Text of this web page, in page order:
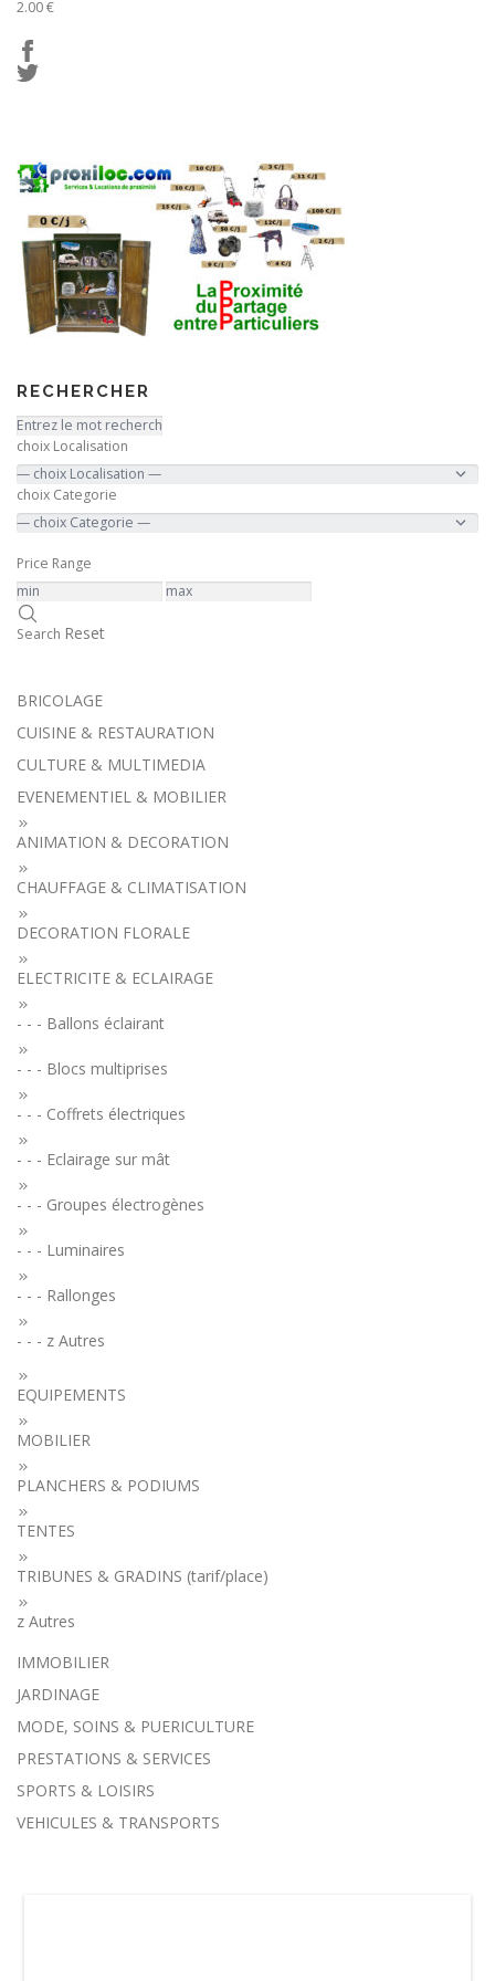
2.00 €
RECHERCHER
choix Localisation
choix Categorie
Price Range
Search Reset
BRICOLAGE
CUISINE & RESTAURATION
CULTURE & MULTIMEDIA
EVENEMENTIEL & MOBILIER
ANIMATION & DECORATION
CHAUFFAGE & CLIMATISATION
DECORATION FLORALE
ELECTRICITE & ECLAIRAGE
- - - Ballons éclairant
- - - Blocs multiprises
- - - Coffrets électriques
- - - Eclairage sur mât
- - - Groupes électrogènes
- - - Luminaires
- - - Rallonges
- - - z Autres
EQUIPEMENTS
MOBILIER
PLANCHERS & PODIUMS
TENTES
TRIBUNES & GRADINS (tarif/place)
z Autres
IMMOBILIER
JARDINAGE
MODE, SOINS & PUERICULTURE
PRESTATIONS & SERVICES
SPORTS & LOISIRS
VEHICULES & TRANSPORTS